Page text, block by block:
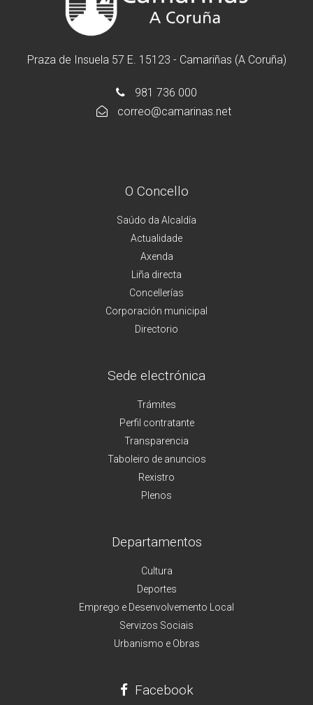
Praza de Insuela 57 E. 15123 - Camariñas (A Coruña)
981 736 000
correo@camarinas.net
O Concello
Saúdo da Alcaldía
Actualidade
Axenda
Liña directa
Concellerías
Corporación municipal
Directorio
Sede electrónica
Trámites
Perfil contratante
Transparencia
Taboleiro de anuncios
Rexistro
Plenos
Departamentos
Cultura
Deportes
Emprego e Desenvolvemento Local
Servizos Sociais
Urbanismo e Obras
Facebook